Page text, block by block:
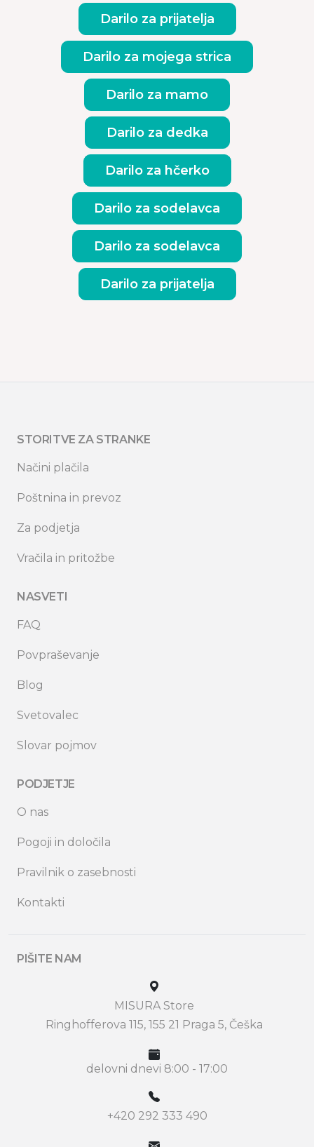
Darilo za prijatelja
Darilo za mojega strica
Darilo za mamo
Darilo za dedka
Darilo za hčerko
Darilo za sodelavca
Darilo za sodelavca
Darilo za prijatelja
STORITVE ZA STRANKE
Načini plačila
Poštnina in prevoz
Za podjetja
Vračila in pritožbe
NASVETI
FAQ
Povpraševanje
Blog
Svetovalec
Slovar pojmov
PODJETJE
O nas
Pogoji in določila
Pravilnik o zasebnosti
Kontakti
PIŠITE NAM
MISURA Store
Ringhofferova 115, 155 21 Praga 5, Češka
delovni dnevi 8:00 - 17:00
+420 292 333 490